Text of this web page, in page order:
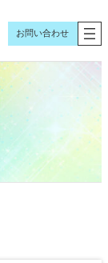
お問い合わせ